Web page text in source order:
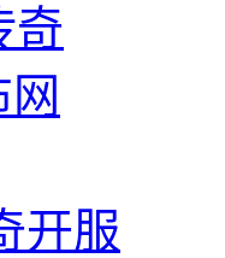
奇
开服